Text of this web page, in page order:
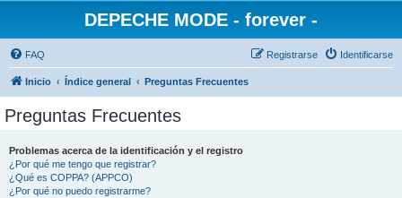
DEPECHE MODE - forever -
FAQ Identificarse
Registrarse
Inicio Índice general Preguntas Frecuentes
Preguntas Frecuentes
Problemas acerca de la identificación y el registro
¿Por qué me tengo que registrar?
¿Qué es COPPA? (APPCO)
¿Por qué no puedo registrarme?